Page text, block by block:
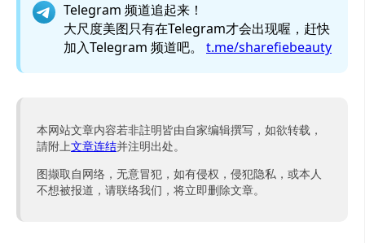
Telegram 频道追起来！
大尺度美图只有在Telegram才会出现喔，赶快
加入Telegram 频道吧。 t.me/sharefiebeauty
本网站文章内容若非註明皆由自家编辑撰写，如欲转载，
請附上文章连结并注明出处。
图撷取自网络，无意冒犯，如有侵权，侵犯隐私，或本人
不想被报道，请联络我们，将立即删除文章。